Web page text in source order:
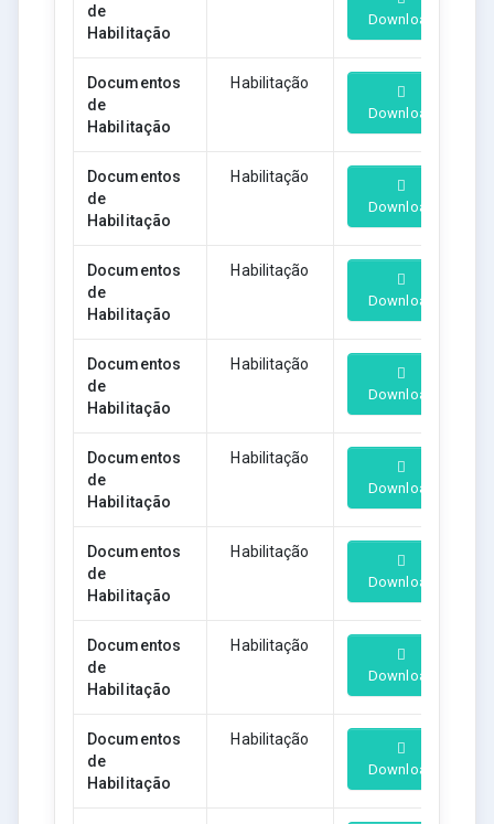
de
Habilitação
Download
Documentos
de
Habilitação
Habilitação
Download
Documentos
de
Habilitação
Habilitação
Download
Documentos
de
Habilitação
Habilitação
Download
Documentos
de
Habilitação
Habilitação
Download
Documentos
de
Habilitação
Habilitação
Download
Documentos
de
Habilitação
Habilitação
Download
Documentos
de
Habilitação
Habilitação
Download
Documentos
de
Habilitação
Habilitação
Download